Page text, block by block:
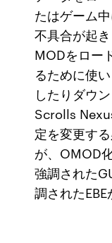
たはゲーム
不具合が起
MODをロー
るために使
したりダウ
Scrolls
定を変更す
が、OMOD
強調された
調された